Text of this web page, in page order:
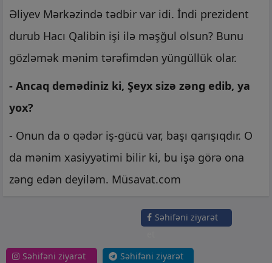
Əliyev Mərkəzində tədbir var idi. İndi prezident
durub Hacı Qalibin işi ilə məşğul olsun? Bunu
gözləmək mənim tərəfimdən yüngüllük olar.
- Ancaq demədiniz ki, Şeyx sizə zəng edib, ya
yox?
- Onun da o qədər iş-gücü var, başı qarışıqdır. O
da mənim xasiyyətimi bilir ki, bu işə görə ona
zəng edən deyiləm. Müsavat.com
Səhifəni ziyarət
Səhifəni ziyarət
Səhifəni ziyarət